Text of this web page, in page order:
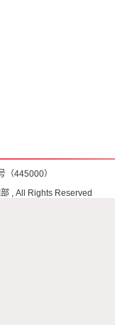
（445000）
, All Rights Reserved